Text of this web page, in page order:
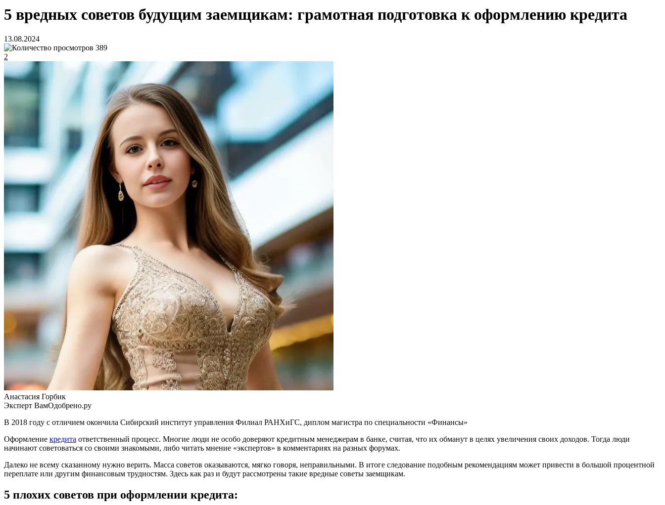
5 вредных советов будущим заемщикам: грамотная подготовка к оформлению кредита
13.08.2024
389
2
Анастасия Горбик
Эксперт ВамОдобрено.ру
В 2018 году с отличием окончила Сибирский институт управления Филиал РАНХиГС, диплом магистра по специальности «Финансы»
Оформление кредита ответственный процесс. Многие люди не особо доверяют кредитным менеджерам в банке, считая, что их обманут в целях увеличения своих доходов. Тогда люди
начинают советоваться со своими знакомыми, либо читать мнение «экспертов» в комментариях на разных форумах.
Далеко не всему сказанному нужно верить. Масса советов оказываются, мягко говоря, неправильными. В итоге следование подобным рекомендациям может привести в большой процентной
переплате или другим финансовым трудностям. Здесь как раз и будут рассмотрены такие вредные советы заемщикам.
5 плохих советов при оформлении кредита: